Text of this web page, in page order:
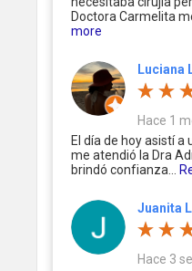
Doctora Carmelita
more
Luciana
Hace 1
El día de hoy asistí
me atendió la Dra
brindó confianza...
Juanita
Hace 3